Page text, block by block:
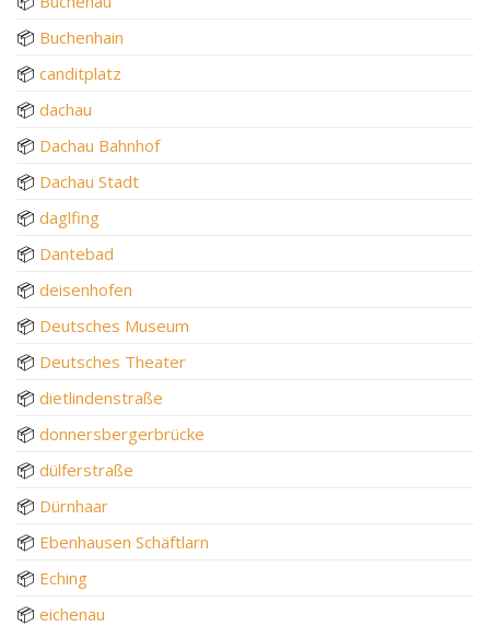
📦 Buchenhain
📦 canditplatz
📦 dachau
📦 Dachau Bahnhof
📦 Dachau Stadt
📦 daglfing
📦 Dantebad
📦 deisenhofen
📦 Deutsches Museum
📦 Deutsches Theater
📦 dietlindenstraße
📦 donnersbergerbrücke
📦 dülferstraße
📦 Dürnhaar
📦 Ebenhausen Schäftlarn
📦 Eching
📦 eichenau